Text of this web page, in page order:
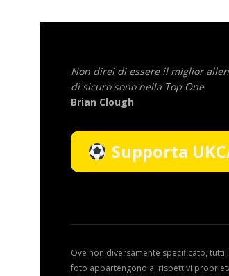
Non direi di essere il miglior
di sicuro sono nella Top One
Brian Clough
Supporta
Ove non diversamente specificato,
foto appartengono ai rispettivi